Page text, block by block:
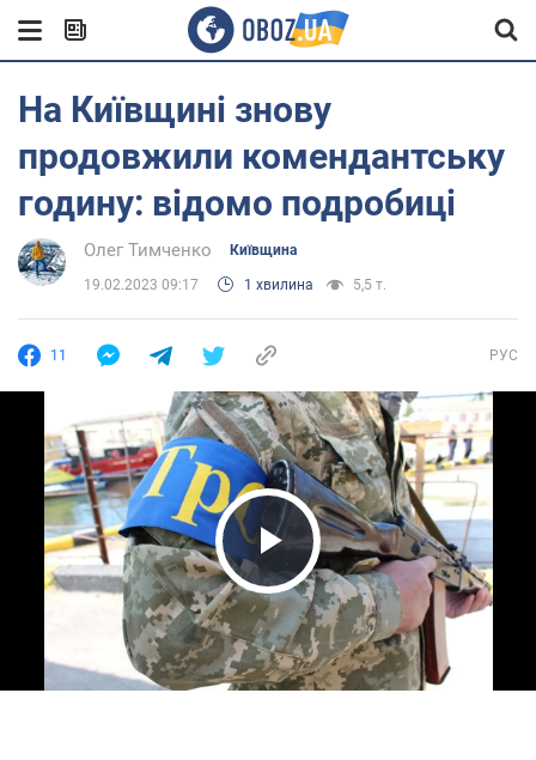
На Київщині знову
продовжили комендантську
годину: відомо подробиці
Олег Тимченко Київщина
19.02.2023 09:17 1 хвилина 5,5 т.
11 РУС
Play Video